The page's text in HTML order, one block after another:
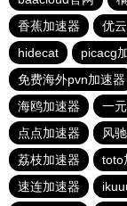
香蕉加速器
优
hidecat
picacg
免费海外pvn加速器
海鸥加速器
一
点点加速器
风
荔枝加速器
toto
速连加速器